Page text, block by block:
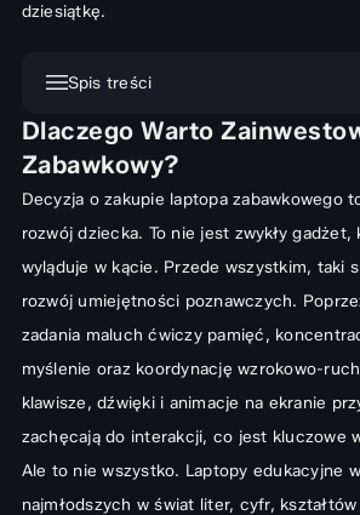
dziesiątkę.
Spis treści
Dlaczego Warto Zainwestować w Laptop
Rodzaje Laptopów Zabawkowych – Jaki
Laptopy Edukacyjne dla Najmłodszych
Innowacyjne Rozwiązania: Laptopy 2w1 i
Kluczowe Kryteria Wyboru – Na Co
Funkcje i Programy Edukacyjne
Trwałość, Bezpieczeństwo i Zasilanie
Cena a Jakość – Znajdź Złoty Środek
Dlaczego Warto
Zabawkowy?
Decyzja o zakupie laptopa zabawkowego
rozwój dziecka. To nie jest zwykły
wyląduje w kącie. Przede wszystkim, taki
rozwój umiejętności poznawczych.
zadania maluch ćwiczy pamięć,
myślenie oraz koordynację wzrokowo-
klawisze, dźwięki i animacje na ekranie
zachęcają do interakcji, co jest kluczowe
Ale to nie wszystko. Laptopy edukacyjne
najmłodszych w świat liter, cyfr,